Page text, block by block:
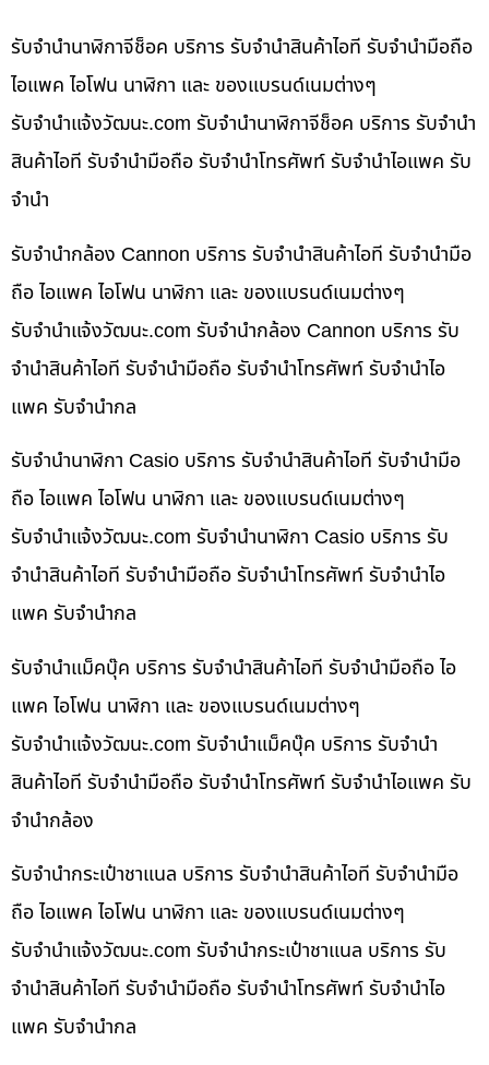
รับจำนำนาฬิกาจีช็อค บริการ รับจำนำสินค้าไอที รับจำนำมือถือ
ไอแพค ไอโฟน นาฬิกา และ ของแบรนด์เนมต่างๆ
รับจํานําแจ้งวัฒนะ.com รับจำนำนาฬิกาจีช็อค บริการ รับจำนำ
สินค้าไอที รับจำนำมือถือ รับจำนำโทรศัพท์ รับจำนำไอแพค รับ
จำนำ
รับจำนำกล้อง Cannon บริการ รับจำนำสินค้าไอที รับจำนำมือ
ถือ ไอแพค ไอโฟน นาฬิกา และ ของแบรนด์เนมต่างๆ
รับจํานําแจ้งวัฒนะ.com รับจำนำกล้อง Cannon บริการ รับ
จำนำสินค้าไอที รับจำนำมือถือ รับจำนำโทรศัพท์ รับจำนำไอ
แพค รับจำนำกล
รับจำนำนาฬิกา Casio บริการ รับจำนำสินค้าไอที รับจำนำมือ
ถือ ไอแพค ไอโฟน นาฬิกา และ ของแบรนด์เนมต่างๆ
รับจํานําแจ้งวัฒนะ.com รับจำนำนาฬิกา Casio บริการ รับ
จำนำสินค้าไอที รับจำนำมือถือ รับจำนำโทรศัพท์ รับจำนำไอ
แพค รับจำนำกล
รับจำนำแม็คบุ๊ค บริการ รับจำนำสินค้าไอที รับจำนำมือถือ ไอ
แพค ไอโฟน นาฬิกา และ ของแบรนด์เนมต่างๆ
รับจํานําแจ้งวัฒนะ.com รับจำนำแม็คบุ๊ค บริการ รับจำนำ
สินค้าไอที รับจำนำมือถือ รับจำนำโทรศัพท์ รับจำนำไอแพค รับ
จำนำกล้อง
รับจำนำกระเป๋าชาแนล บริการ รับจำนำสินค้าไอที รับจำนำมือ
ถือ ไอแพค ไอโฟน นาฬิกา และ ของแบรนด์เนมต่างๆ
รับจํานําแจ้งวัฒนะ.com รับจำนำกระเป๋าชาแนล บริการ รับ
จำนำสินค้าไอที รับจำนำมือถือ รับจำนำโทรศัพท์ รับจำนำไอ
แพค รับจำนำกล